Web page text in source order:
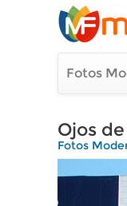
Fotos
Ojos
Fotos